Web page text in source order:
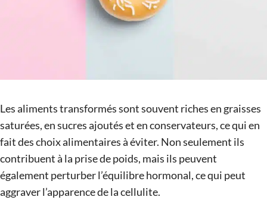
Les aliments transformés sont souvent riches en graisses
saturées, en sucres ajoutés et en conservateurs, ce qui en
fait des choix alimentaires à éviter. Non seulement ils
contribuent à la prise de poids, mais ils peuvent
également perturber l’équilibre hormonal, ce qui peut
aggraver l’apparence de la cellulite.